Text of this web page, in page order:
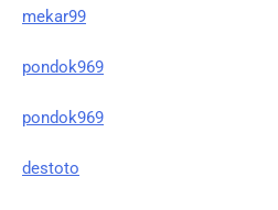
mekar99
pondok969
pondok969
destoto